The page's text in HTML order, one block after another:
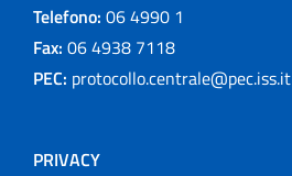
Telefono: 06 4990 1
Fax: 06 4938 7118
PEC: protocollo.centrale@pec.iss.it
PRIVACY